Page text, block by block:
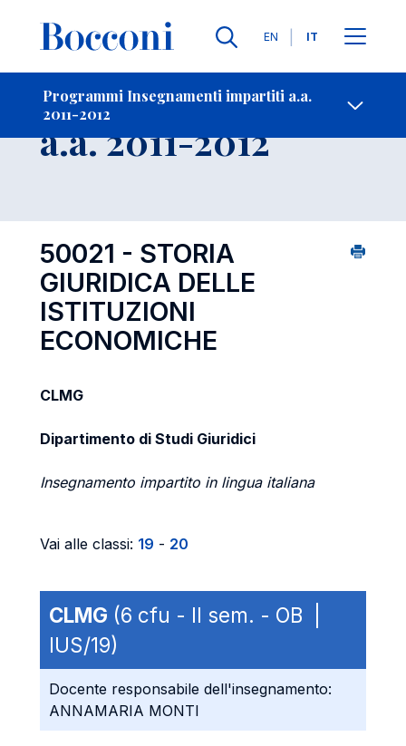
Lingue
EN IT
Programmi Insegnamenti impartiti a.a.
2011-2012
-
Insegnamento
a.a. 2011-2012
50021 - STORIA
GIURIDICA DELLE
ISTITUZIONI
ECONOMICHE
CLMG
Dipartimento di Studi Giuridici
Insegnamento impartito in lingua italiana
Vai alle classi: 19 - 20
CLMG (6 cfu - II sem. - OB |
IUS/19)
Docente responsabile dell'insegnamento:
ANNAMARIA MONTI